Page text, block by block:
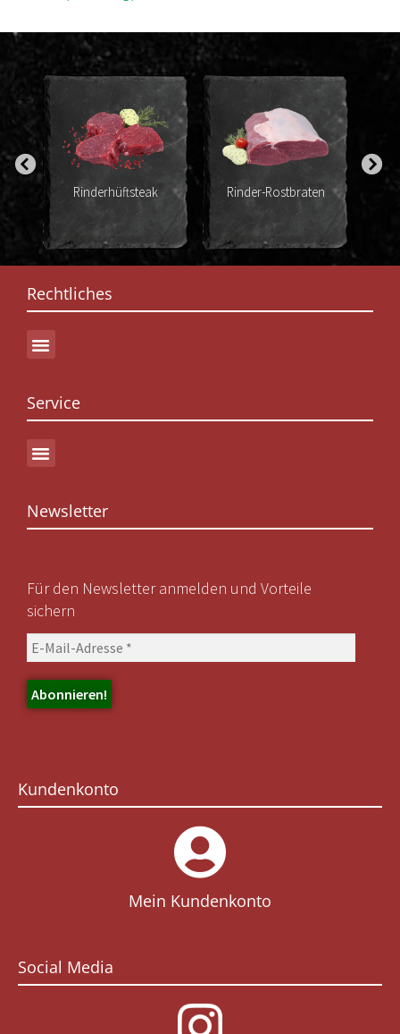
Rinderhüftsteak Rinder-Rostbraten
Rechtliches
Service
Newsletter
Für den Newsletter anmelden und Vorteile
sichern
Kundenkonto
Mein Kundenkonto
Social Media